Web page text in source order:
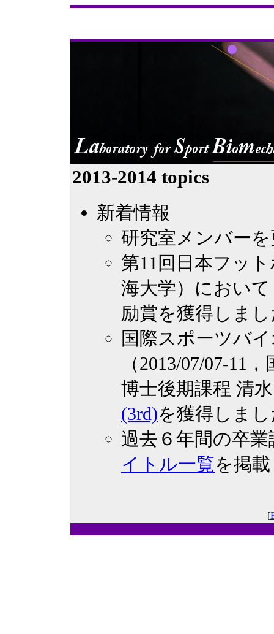
2013-2014 topics
新着情報
研究室メンバーを
第11回日本フット
海大学）におい
励賞を獲得しま
国際スポーツバ
（2013/07/07-11
博士後期課程 清
(3rd)を獲得しま
過去６年間の卒
イトル一覧を掲
[